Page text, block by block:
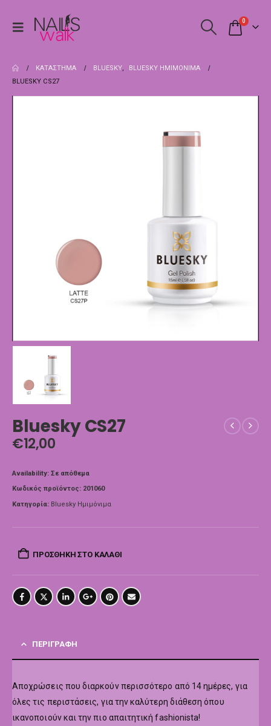
0
ΚΑΤΆΣΤΗΜΑ BLUESKY,
BLUESKY ΗΜΙΜΌΝΙΜΑ
BLUESKY CS27
Bluesky CS27
€12,00
Availability: Σε απόθεμα
Κωδικός προϊόντος: 201060
Κατηγορία: Bluesky Ημιμόνιμα
ΠΡΟΣΘΉΚΗ ΣΤΟ ΚΑΛΆΘΙ
ΠΕΡΙΓΡΑΦΉ
Αποχρώσεις που διαρκούν περισσότερο από 14 ημέρες, για
όλες τις περιστάσεις, για την καλύτερη διάθεση όπου
ικανοποιούν και την πιο απαιτητική fashionista!